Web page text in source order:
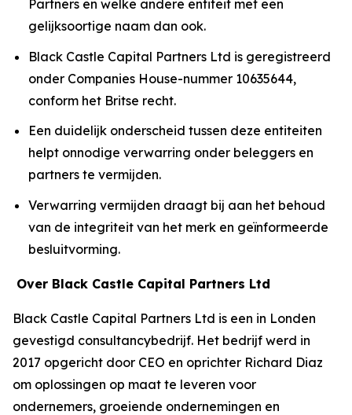
Partners en welke andere entiteit met een
gelijksoortige naam dan ook.
Black Castle Capital Partners Ltd is geregistreerd
onder Companies House-nummer 10635644,
conform het Britse recht.
Een duidelijk onderscheid tussen deze entiteiten
helpt onnodige verwarring onder beleggers en
partners te vermijden.
Verwarring vermijden draagt bij aan het behoud
van de integriteit van het merk en geïnformeerde
besluitvorming.
Over Black Castle Capital Partners Ltd
Black Castle Capital Partners Ltd is een in Londen
gevestigd consultancybedrijf. Het bedrijf werd in
2017 opgericht door CEO en oprichter Richard Diaz
om oplossingen op maat te leveren voor
ondernemers, groeiende ondernemingen en